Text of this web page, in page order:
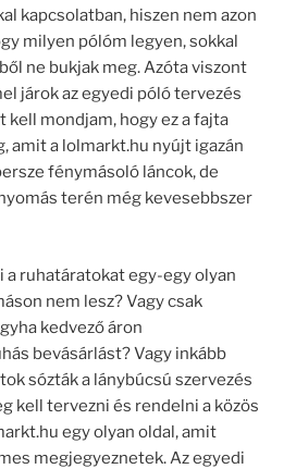
kapcsolatban, hiszen nem azon
milyen pólóm legyen, sokkal
ne bukjak meg. Azóta viszont
járok az egyedi póló tervezés
mondjam, hogy ez a fajta
amit a lolmarkt.hu nyújt igazán
fénymásoló láncok, de
terén még kevesebbszer
ruhatáratokat egy-egy olyan
nem lesz? Vagy csak
kedvező áron
bevásárlást? Vagy inkább
sózták a lánybúcsú szervezés
kell tervezni és rendelni a közös
egy olyan oldal, amit
megjegyeznetek. Az egyedi